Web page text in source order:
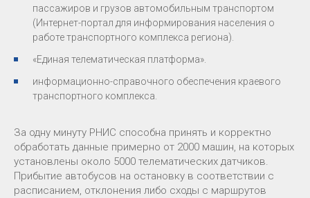
пассажиров и грузов автомобильным транспортом
(Интернет-портал для информирования населения о
работе транспортного комплекса региона).
«Единая телематическая платформа».
информационно-справочного обеспечения краевого
транспортного комплекса.
За одну минуту РНИС способна принять и корректно
обработать данные примерно от 2000 машин, на которых
установлены около 5000 телематических датчиков.
Прибытие автобусов на остановку в соответствии с
расписанием, отклонения либо сходы с маршрутов